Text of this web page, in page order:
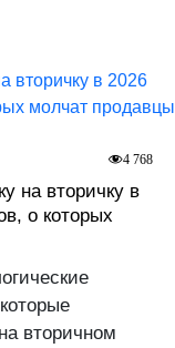
на вторичку в
о которых
вторичном
4 768